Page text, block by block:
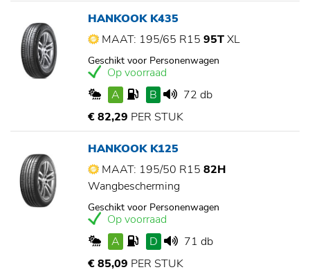
HANKOOK K435
MAAT: 195/65 R15 95TXL
Geschikt voor Personenwagen
Op voorraad
A
B
72 db
€ 82,29 PER STUK
HANKOOK K125
MAAT: 195/50 R15 82H
Wangbescherming
Geschikt voor Personenwagen
Op voorraad
A
D
71 db
€ 85,09 PER STUK